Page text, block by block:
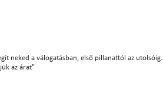
neked a válogatásban, első pillanattól az utolsóig.
az árat"